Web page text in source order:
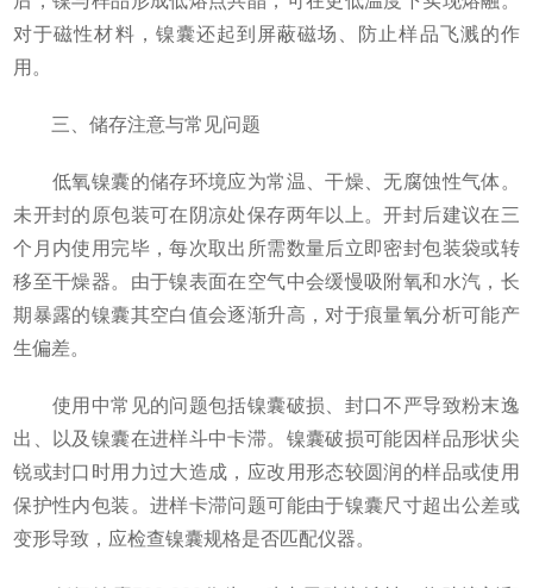
对于磁性材料，镍囊还起到屏蔽磁场、防止样品飞溅的作
用。
三、储存注意与常见问题
低氧镍囊的储存环境应为常温、干燥、无腐蚀性气体。
未开封的原包装可在阴凉处保存两年以上。开封后建议在三
个月内使用完毕，每次取出所需数量后立即密封包装袋或转
移至干燥器。由于镍表面在空气中会缓慢吸附氧和水汽，长
期暴露的镍囊其空白值会逐渐升高，对于痕量氧分析可能产
生偏差。
使用中常见的问题包括镍囊破损、封口不严导致粉末逸
出、以及镍囊在进样斗中卡滞。镍囊破损可能因样品形状尖
锐或封口时用力过大造成，应改用形态较圆润的样品或使用
保护性内包装。进样卡滞问题可能由于镍囊尺寸超出公差或
变形导致，应检查镍囊规格是否匹配仪器。